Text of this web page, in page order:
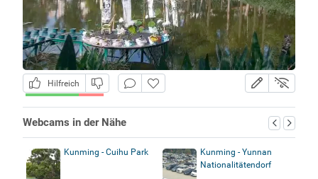
Hilfreich
Webcams in der Nähe
Kunming - Cuihu Park
Kunming - Yunnan
Nationalitätendorf